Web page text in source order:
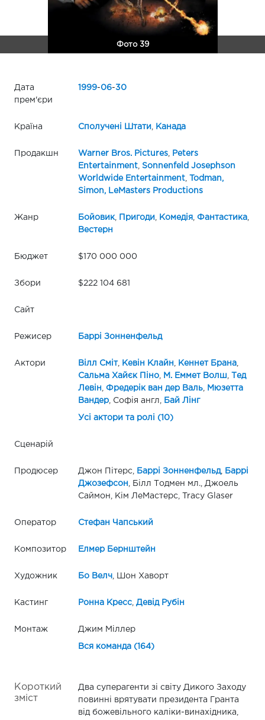
Фото 39
Дата
прем'єри
1999-06-30
Країна Сполучені Штати Канада
Продакшн Warner Bros. Pictures,
Peters
Entertainment, Sonnenfeld Josephson
Worldwide Entertainment,
Todman,
Simon, LeMasters Productions
Жанр Бойовик, Пригоди Комедія, Фантастика,
Вестерн
Бюджет $170 000 000
Збори $222 104 681
Сайт
Режисер Баррі Зонненфельд
Актори Вілл Сміт, Кевін Клайн Кеннет Брана,
Сальма Хайєк Піно, М. Еммет Волш
Тед
Левін
Фредерік ван дер Валь,
Мюзетта
Вандер, Софія англ, Бай Лінг
Усі актори та ролі (10)
Сценарій
Продюсер Джон Пітерс, Баррі Зонненфельд,
Баррі
Джозефсон , Білл Тодмен мл., Джоель
Саймон, Кім ЛеМастерс, Tracy Glaser
Оператор Стефан Чапський
Композитор Елмер Бернштейн
Художник Бо Велч, Шон Хаворт
Кастинг Ронна Кресс, Девід Рубін
Монтаж Джим Міллер
Вся команда (164)
Короткий
зміст
Два суперагенти зі світу Дикого Заходу
повинні врятувати президента Гранта
від божевільного каліки-винахідника,